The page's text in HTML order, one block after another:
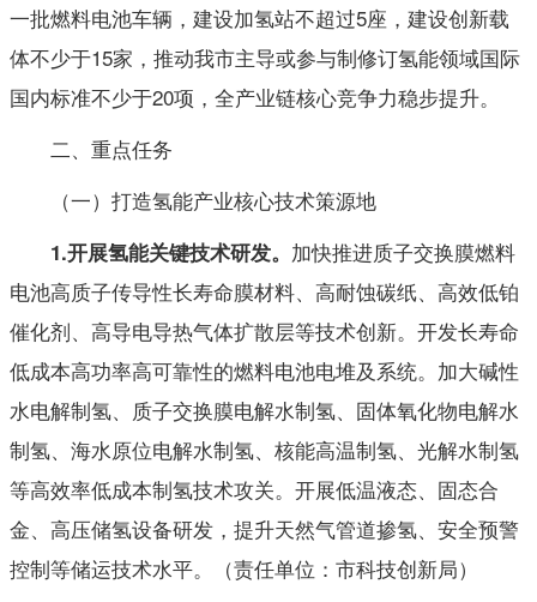
一批燃料电池车辆，建设加氢站不超过5座，建设创新载
体不少于15家，推动我市主导或参与制修订氢能领域国际
国内标准不少于20项，全产业链核心竞争力稳步提升。
二、重点任务
（一）打造氢能产业核心技术策源地
1.开展氢能关键技术研发。 加快推进质子交换膜燃料
电池高质子传导性长寿命膜材料、高耐蚀碳纸、高效低铂
催化剂、高导电导热气体扩散层等技术创新。开发长寿命
低成本高功率高可靠性的燃料电池电堆及系统。加大碱性
水电解制氢、质子交换膜电解水制氢、固体氧化物电解水
制氢、海水原位电解水制氢、核能高温制氢、光解水制氢
等高效率低成本制氢技术攻关。开展低温液态、固态合
金、高压储氢设备研发，提升天然气管道掺氢、安全预警
控制等储运技术水平。（责任单位：市科技创新局）